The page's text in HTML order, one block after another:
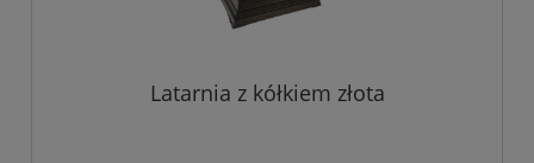
Latarnia z kółkiem złota